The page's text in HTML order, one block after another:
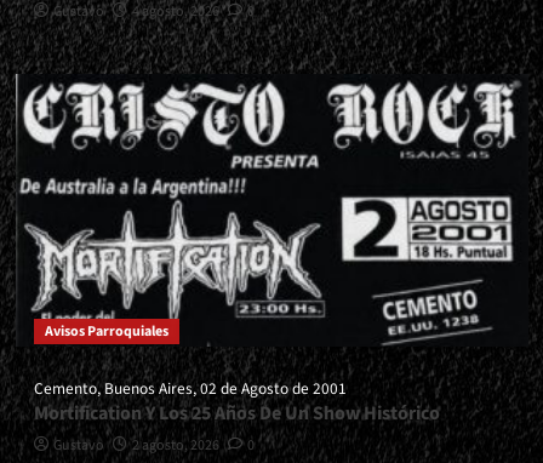
Gustavo 4 agosto, 2026 0
Avisos Parroquiales
Cemento, Buenos Aires, 02 de Agosto de 2001
Mortification Y Los 25 Años De Un Show Histórico
Gustavo 2 agosto, 2026 0